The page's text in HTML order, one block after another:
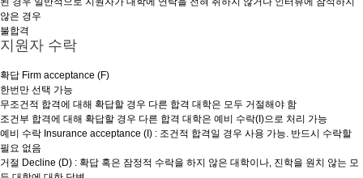
않은 경우
불합격
지원자 수락
확답 Firm acceptance (F)
한번만 선택 가능
무조건적 합격에 대해 확답할 경우 다른 합격 대학은 모두 거절해야 함
조건부 합격에 대해 확답할 경우 다른 합격 대학은 예비 수락(I)으로 처리 가능
예비 수락 Insurance acceptance (I) : 조건적 합격일 경우 사용 가능. 반드시 수락할
필요 없음
거절 Decline (D) : 확답 혹은 잠정적 수락을 하지 않은 대학이나, 진학을 원치 않는 모